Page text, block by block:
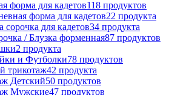
форма для кадетов118 продуктов
форма для кадетов22 продукта
сорочка для кадетов34 продукта
/ Блузка форменная87 продуктов
2 продукта
и Футболки78 продуктов
трикотаж42 продукта
Детский50 продуктов
Мужские47 продуктов